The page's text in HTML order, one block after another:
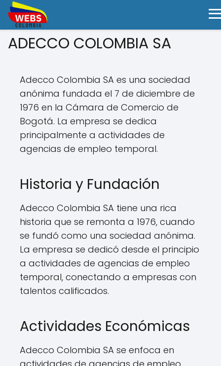
ADECCO COLOMBIA SA
Adecco Colombia SA es una sociedad
anónima fundada el 7 de diciembre de
1976 en la Cámara de Comercio de
Bogotá. La empresa se dedica
principalmente a actividades de
agencias de empleo temporal.
Historia y Fundación
Adecco Colombia SA tiene una rica
historia que se remonta a 1976, cuando
se fundó como una sociedad anónima.
La empresa se dedicó desde el principio
a actividades de agencias de empleo
temporal, conectando a empresas con
talentos calificados.
Actividades Económicas
Adecco Colombia SA se enfoca en